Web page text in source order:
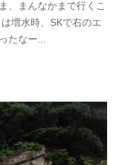
、まんなかまで行くこ
増水時、SKで右のエ
たなー...